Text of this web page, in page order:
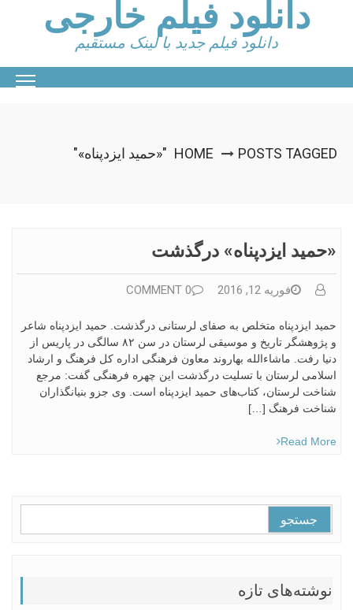
دانلود فیلم خارجی
دانلود فیلم جدید با لینک مستقیم
HOME POSTS TAGGED "«حمید ایزدپناه»"
«حمید ایزدپناه» درگذشت
فوریه 12, 2016 0 COMMENT
حمید ایزدپناه متخلص به صفای لرستانی درگذشت. حمید ایزدپناه شاعر
و پژوهشگر تاریخ و موسیقی لرستان در سن ۸۲ سالگی در پاریس از
دنیا رفت. ماشاءالله بهاروند معاون فرهنگی اداره کل فرهنگ و ارشاد
اسلامی لرستان با تسلیت درگذشت این چهره فرهنگی گفت: مرجع
شناخت لرستان، کتاب‌های حمید ایزدپناه است. وی جزو بنیانگذاران
شناخت فرهنگ […]
Read More
برای:
نوشته‌های تازه